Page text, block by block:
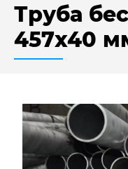
ДОСТАВКА И
НАШИ ОБЪЕКТЫ
Труба
457х40